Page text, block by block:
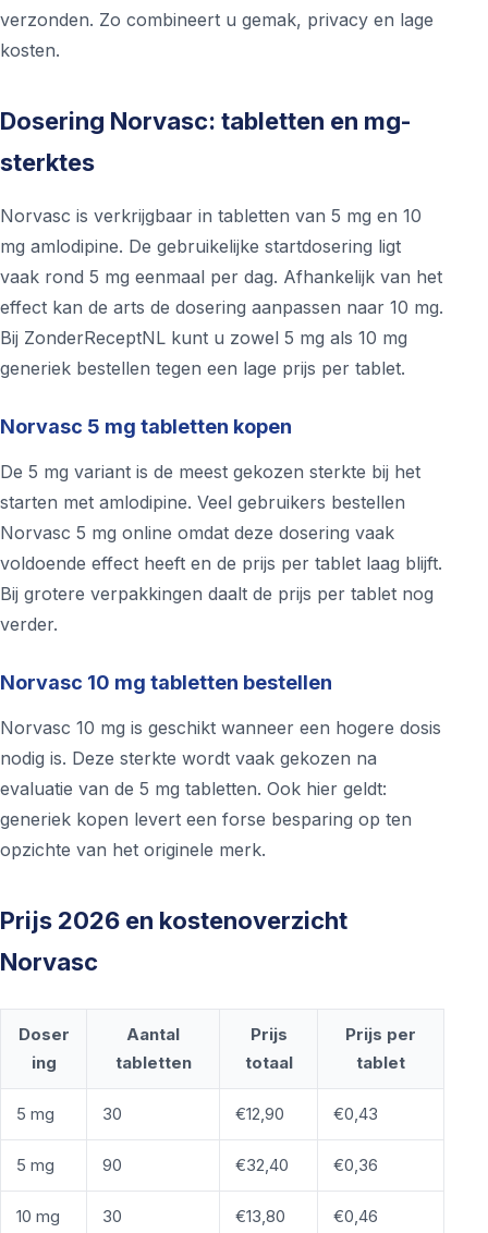
verzonden. Zo combineert u gemak, privacy en lage
kosten.
Dosering Norvasc: tabletten en mg-
sterktes
Norvasc is verkrijgbaar in tabletten van 5 mg en 10
mg amlodipine. De gebruikelijke startdosering ligt
vaak rond 5 mg eenmaal per dag. Afhankelijk van het
effect kan de arts de dosering aanpassen naar 10 mg.
Bij ZonderReceptNL kunt u zowel 5 mg als 10 mg
generiek bestellen tegen een lage prijs per tablet.
Norvasc 5 mg tabletten kopen
De 5 mg variant is de meest gekozen sterkte bij het
starten met amlodipine. Veel gebruikers bestellen
Norvasc 5 mg online omdat deze dosering vaak
voldoende effect heeft en de prijs per tablet laag blijft.
Bij grotere verpakkingen daalt de prijs per tablet nog
verder.
Norvasc 10 mg tabletten bestellen
Norvasc 10 mg is geschikt wanneer een hogere dosis
nodig is. Deze sterkte wordt vaak gekozen na
evaluatie van de 5 mg tabletten. Ook hier geldt:
generiek kopen levert een forse besparing op ten
opzichte van het originele merk.
Prijs 2026 en kostenoverzicht
Norvasc
Doser
ing
Aantal
tabletten
Prijs
totaal
Prijs per
tablet
5 mg 30 €12,90 €0,43
5 mg 90 €32,40 €0,36
10 mg 30 €13,80 €0,46